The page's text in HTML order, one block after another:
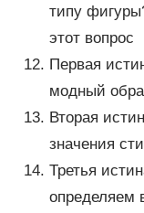
типу
этот вопрос
Первая
модный
Вторая
значения
Третья
определяем